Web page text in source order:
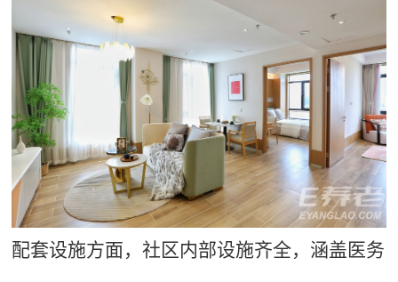
配套设施方面，社区内部设施齐全，涵盖医务